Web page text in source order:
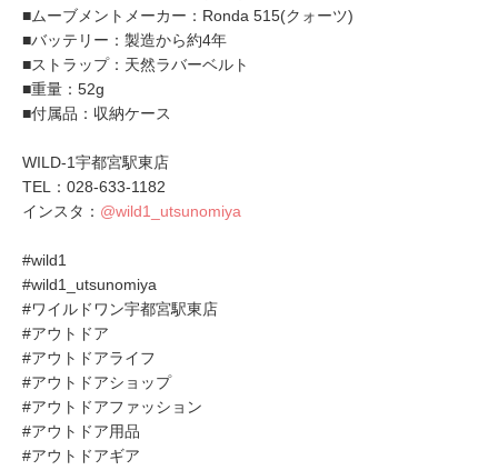
■ムーブメントメーカー：Ronda 515(クォーツ)
■バッテリー：製造から約4年
■ストラップ：天然ラバーベルト
■重量：52g
■付属品：収納ケース
WILD-1宇都宮駅東店
TEL：028-633-1182
インスタ： @wild1_utsunomiya
#wild1
#wild1_utsunomiya
#ワイルドワン宇都宮駅東店
#アウトドア
#アウトドアライフ
#アウトドアショップ
#アウトドアファッション
#アウトドア用品
#アウトドアギア